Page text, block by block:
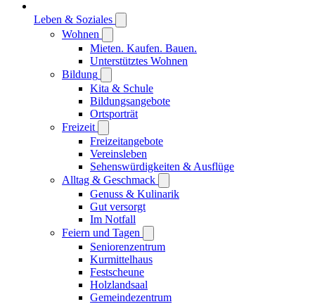
Leben & Soziales
Wohnen
Mieten. Kaufen. Bauen.
Unterstütztes Wohnen
Bildung
Kita & Schule
Bildungsangebote
Ortsporträt
Freizeit
Freizeitangebote
Vereinsleben
Sehenswürdigkeiten & Ausflüge
Alltag & Geschmack
Genuss & Kulinarik
Gut versorgt
Im Notfall
Feiern und Tagen
Seniorenzentrum
Kurmittelhaus
Festscheune
Holzlandsaal
Gemeindezentrum